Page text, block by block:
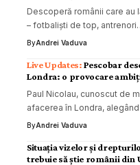
Descoperă românii care au
– fotbaliști de top,
ByAndrei Vaduva
Pescobar
Londra: o provocare
Paul Nicolau, cunoscut de
afacerea în Londra,
ByAndrei Vaduva
Situația vizelor și
trebuie să știe românii din